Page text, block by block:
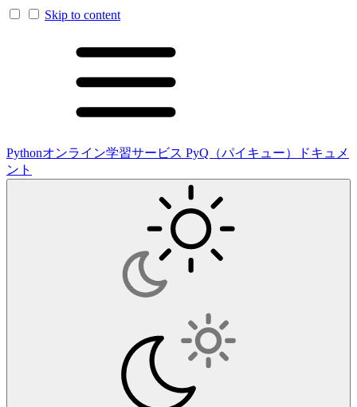
Skip to content
Pythonオンライン学習サービス PyQ（パイキュー）ドキュメ
ント